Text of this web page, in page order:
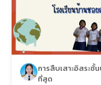
การสืบเสาะอิสระชั้
ที่สุด